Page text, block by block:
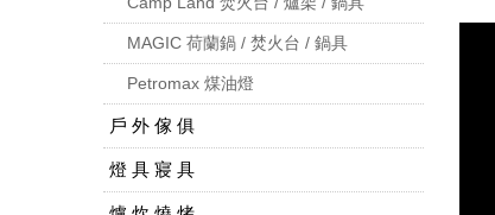
MAGIC 荷蘭鍋 / 焚火台 / 鍋具
Petromax 煤油燈
戶 外 傢 俱
燈 具 寢 具